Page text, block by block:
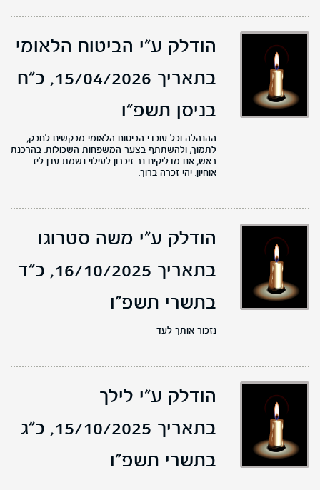
הודלק ע"י הביטוח הלאומי
בתאריך 15/04/2026,
כ"ח
בניסן תשפ"ו
ההנהלה וכל עובדי הביטוח הלאומי מבקשים לחבק,
לתמוך, ולהשתתף בצער המשפחות השכולות. בהרכנת
ראש, אנו מדליקים נר זיכרון לעילוי נשמת עדן ליז
אוחיון. יהי זכרה ברוך.
הודלק ע"י משה סטרוגו
בתאריך 16/10/2025,
כ"ד
בתשרי תשפ"ו
נזכור אותך לעד
הודלק ע"י לילך
בתאריך 15/10/2025,
כ"ג
בתשרי תשפ"ו